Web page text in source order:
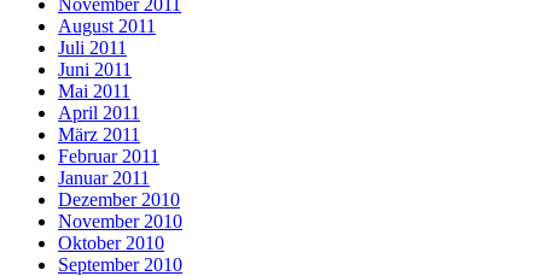
August 2011
Juli 2011
Juni 2011
Mai 2011
April 2011
März 2011
Februar 2011
Januar 2011
Dezember 2010
November 2010
Oktober 2010
September 2010